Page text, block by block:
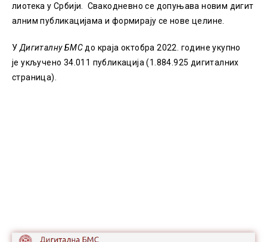
лиотека у Србији. Свакодневно се допуњава новим дигит
алним публикацијaма и формирају се нове целине.
У Дигиталну БМС до краја октобра 2022. године укупно
је укључено 34.011 публикација (1.884.925 дигиталних
страница).